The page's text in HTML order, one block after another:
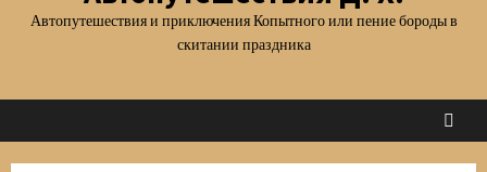
Автопутешествия и приключения Копытного или пение бороды в
скитании праздника